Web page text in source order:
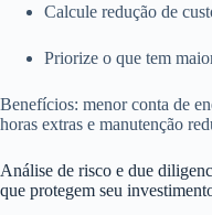
Calcule redução de
Priorize o que tem
Benefícios: menor conta de
horas extras e manutenção
Análise de risco e due
que protegem seu